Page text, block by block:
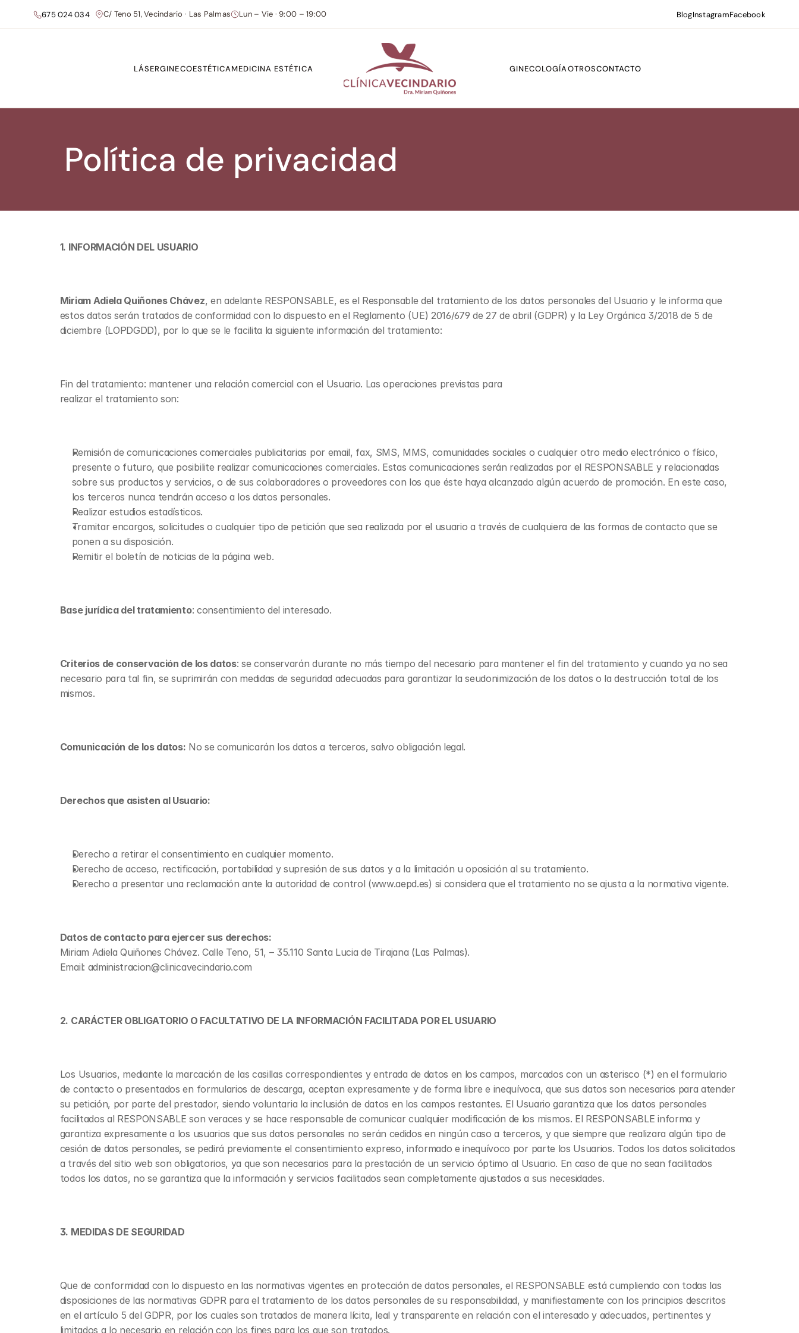
675 024 034 C/ Teno 51, Vecindario · Las Palmas Lun – Vie · 9:00 – 19:00 BlogInstagramFacebook
LÁSERGINECOESTÉTICAMEDICINA ESTÉTICA GINECOLOGÍAOTROSCONTACTO
Política de privacidad
1. INFORMACIÓN DEL USUARIO
Miriam Adiela Quiñones Chávez, en adelante RESPONSABLE, es el Responsable del tratamiento de los datos personales del Usuario y le informa que
estos datos serán tratados de conformidad con lo dispuesto en el Reglamento (UE) 2016/679 de 27 de abril (GDPR) y la Ley Orgánica 3/2018 de 5 de
diciembre (LOPDGDD), por lo que se le facilita la siguiente información del tratamiento:
Fin del tratamiento: mantener una relación comercial con el Usuario. Las operaciones previstas para
realizar el tratamiento son:
Remisión de comunicaciones comerciales publicitarias por email, fax, SMS, MMS, comunidades sociales o cualquier otro medio electrónico o físico,
presente o futuro, que posibilite realizar comunicaciones comerciales. Estas comunicaciones serán realizadas por el RESPONSABLE y relacionadas
sobre sus productos y servicios, o de sus colaboradores o proveedores con los que éste haya alcanzado algún acuerdo de promoción. En este caso,
los terceros nunca tendrán acceso a los datos personales.
Realizar estudios estadísticos.
Tramitar encargos, solicitudes o cualquier tipo de petición que sea realizada por el usuario a través de cualquiera de las formas de contacto que se
ponen a su disposición.
Remitir el boletín de noticias de la página web.
Base jurídica del tratamiento: consentimiento del interesado.
Criterios de conservación de los datos: se conservarán durante no más tiempo del necesario para mantener el fin del tratamiento y cuando ya no sea
necesario para tal fin, se suprimirán con medidas de seguridad adecuadas para garantizar la seudonimización de los datos o la destrucción total de los
mismos.
Comunicación de los datos: No se comunicarán los datos a terceros, salvo obligación legal.
Derechos que asisten al Usuario:
Derecho a retirar el consentimiento en cualquier momento.
Derecho de acceso, rectificación, portabilidad y supresión de sus datos y a la limitación u oposición al su tratamiento.
Derecho a presentar una reclamación ante la autoridad de control (www.aepd.es) si considera que el tratamiento no se ajusta a la normativa vigente.
Datos de contacto para ejercer sus derechos:
Miriam Adiela Quiñones Chávez. Calle Teno, 51, – 35.110 Santa Lucia de Tirajana (Las Palmas).
Email: administracion@clinicavecindario.com
2. CARÁCTER OBLIGATORIO O FACULTATIVO DE LA INFORMACIÓN FACILITADA POR EL USUARIO
Los Usuarios, mediante la marcación de las casillas correspondientes y entrada de datos en los campos, marcados con un asterisco (*) en el formulario
de contacto o presentados en formularios de descarga, aceptan expresamente y de forma libre e inequívoca, que sus datos son necesarios para atender
su petición, por parte del prestador, siendo voluntaria la inclusión de datos en los campos restantes. El Usuario garantiza que los datos personales
facilitados al RESPONSABLE son veraces y se hace responsable de comunicar cualquier modificación de los mismos. El RESPONSABLE informa y
garantiza expresamente a los usuarios que sus datos personales no serán cedidos en ningún caso a terceros, y que siempre que realizara algún tipo de
cesión de datos personales, se pedirá previamente el consentimiento expreso, informado e inequívoco por parte los Usuarios. Todos los datos solicitados
a través del sitio web son obligatorios, ya que son necesarios para la prestación de un servicio óptimo al Usuario. En caso de que no sean facilitados
todos los datos, no se garantiza que la información y servicios facilitados sean completamente ajustados a sus necesidades.
3. MEDIDAS DE SEGURIDAD
Que de conformidad con lo dispuesto en las normativas vigentes en protección de datos personales, el RESPONSABLE está cumpliendo con todas las
disposiciones de las normativas GDPR para el tratamiento de los datos personales de su responsabilidad, y manifiestamente con los principios descritos
en el artículo 5 del GDPR, por los cuales son tratados de manera lícita, leal y transparente en relación con el interesado y adecuados, pertinentes y
limitados a lo necesario en relación con los fines para los que son tratados.